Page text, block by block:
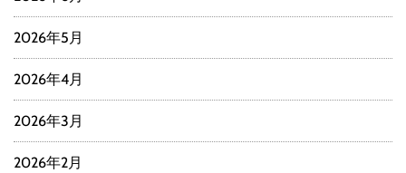
2026年5月
2026年4月
2026年3月
2026年2月